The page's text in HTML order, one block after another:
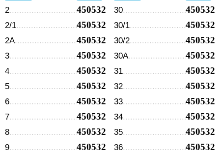
2 450532
2/1 450532
2А 450532
3 450532
4 450532
5 450532
6 450532
7 450532
8 450532
9 450532
30 450532
30/1 450532
30/2 450532
30А 450532
31 450532
32 450532
33 450532
34 450532
35 450532
36 450532